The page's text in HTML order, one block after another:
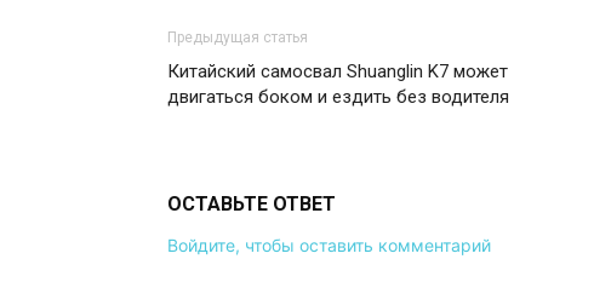
Предыдущая статья
Китайский самосвал Shuanglin K7 может
двигаться боком и ездить без водителя
ОСТАВЬТЕ ОТВЕТ
Войдите, чтобы оставить комментарий